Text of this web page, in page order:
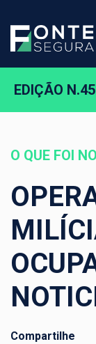
EDIÇÃO N.45
O QUE FOI
Compartilhe